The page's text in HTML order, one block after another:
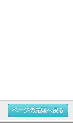
ページの先頭へ戻る